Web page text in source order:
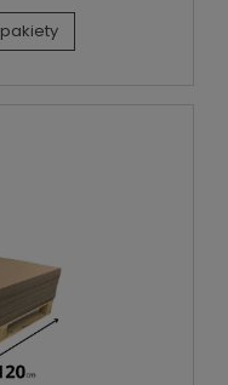
pakiety